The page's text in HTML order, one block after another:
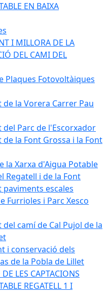
EN BAIXA
I MILLORA DE LA
DEL CAMI DEL
Plaques Fotovoltàiques
la Vorera Carrer Pau
Parc de l'Escorxador
la Font Grossa i la Font
la Xarxa d'Aigua Potable
Regatell i de la Font
escales
Furrioles i Parc Xesco
camí de Cal Pujol de la
i conservació dels
de la Pobla de Lillet
LES CAPTACIONS
REGATELL 1 I